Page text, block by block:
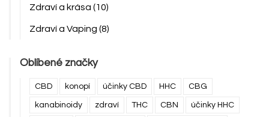
Zdraví a krása (10)
Zdraví a Vaping (8)
Oblíbené značky
CBD konopí účinky CBD HHC CBG
kanabinoidy zdraví THC CBN účinky HHC